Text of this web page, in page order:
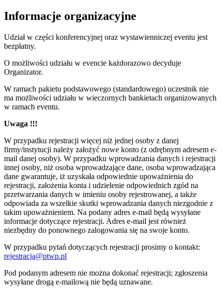
Informacje organizacyjne
Udział w części konferencyjnej oraz wystawienniczej eventu jest
bezpłatny.
O możliwości udziału w evencie każdorazowo decyduje
Organizator.
W ramach pakietu podstawowego (standardowego) uczestnik nie
ma możliwości udziału w wieczornych bankietach organizowanych
w ramach eventu.
Uwaga !!!
W przypadku rejestracji więcej niż jednej osoby z danej
firmy/instytucji należy założyć nowe konto (z odrębnym adresem e-
mail danej osoby). W przypadku wprowadzania danych i rejestracji
innej osoby, niż osoba wprowadzające dane, osoba wprowadzająca
dane gwarantuje, iż uzyskała odpowiednie upoważnienia do
rejestracji, założenia konta i udzielenie odpowiednich zgód na
przetwarzania danych w imieniu osoby rejestrowanej, a także
odpowiada za wszelkie skutki wprowadzania danych niezgodnie z
takim upoważnieniem. Na podany adres e-mail będą wysyłane
informacje dotyczące rejestracji. Adres e-mail jest również
niezbędny do ponownego zalogowania się na swoje konto.
W przypadku pytań dotyczących rejestracji prosimy o kontakt:
rejestracja@ptwp.pl
Pod podanym adresem nie można dokonać rejestracji; zgłoszenia
wysyłane drogą e-mailową nie będą uznawane.